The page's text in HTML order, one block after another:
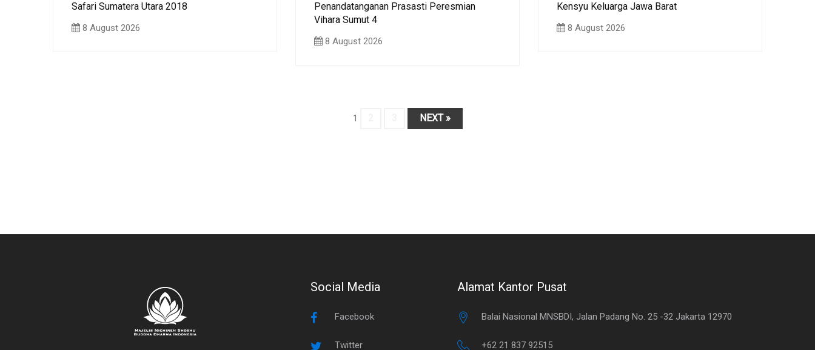
Safari Sumatera Utara 2018
8 August 2026
Penandatanganan Prasasti Peresmian
Vihara Sumut 4
8 August 2026
Kensyu Keluarga Jawa Barat
8 August 2026
1 NEXT »
Social Media
Facebook
Twitter
Alamat Kantor Pusat
Balai Nasional MNSBDI, Jalan Padang No. 25 -32 Jakarta 12970
+62 21 837 92515